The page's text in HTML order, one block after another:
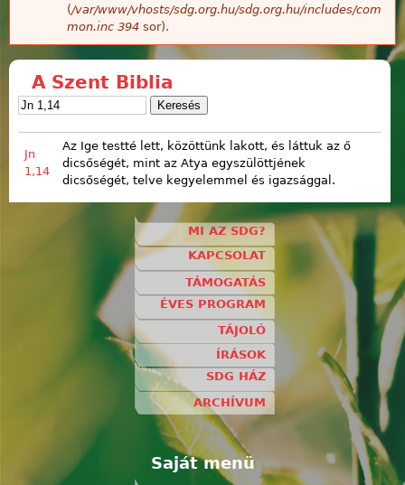
(/var/www/vhosts/sdg.org.hu/sdg.org.hu/includes/com
mon.inc 394 sor).
A Szent Biblia
Jn
1,14
Az Ige testté lett, közöttünk lakott, és láttuk az ő
dicsőségét, mint az Atya egyszülöttjének
dicsőségét, telve kegyelemmel és igazsággal.
MI AZ SDG?
KAPCSOLAT
TÁMOGATÁS
ÉVES PROGRAM
TÁJOLÓ
ÍRÁSOK
SDG HÁZ
ARCHÍVUM
Saját menü